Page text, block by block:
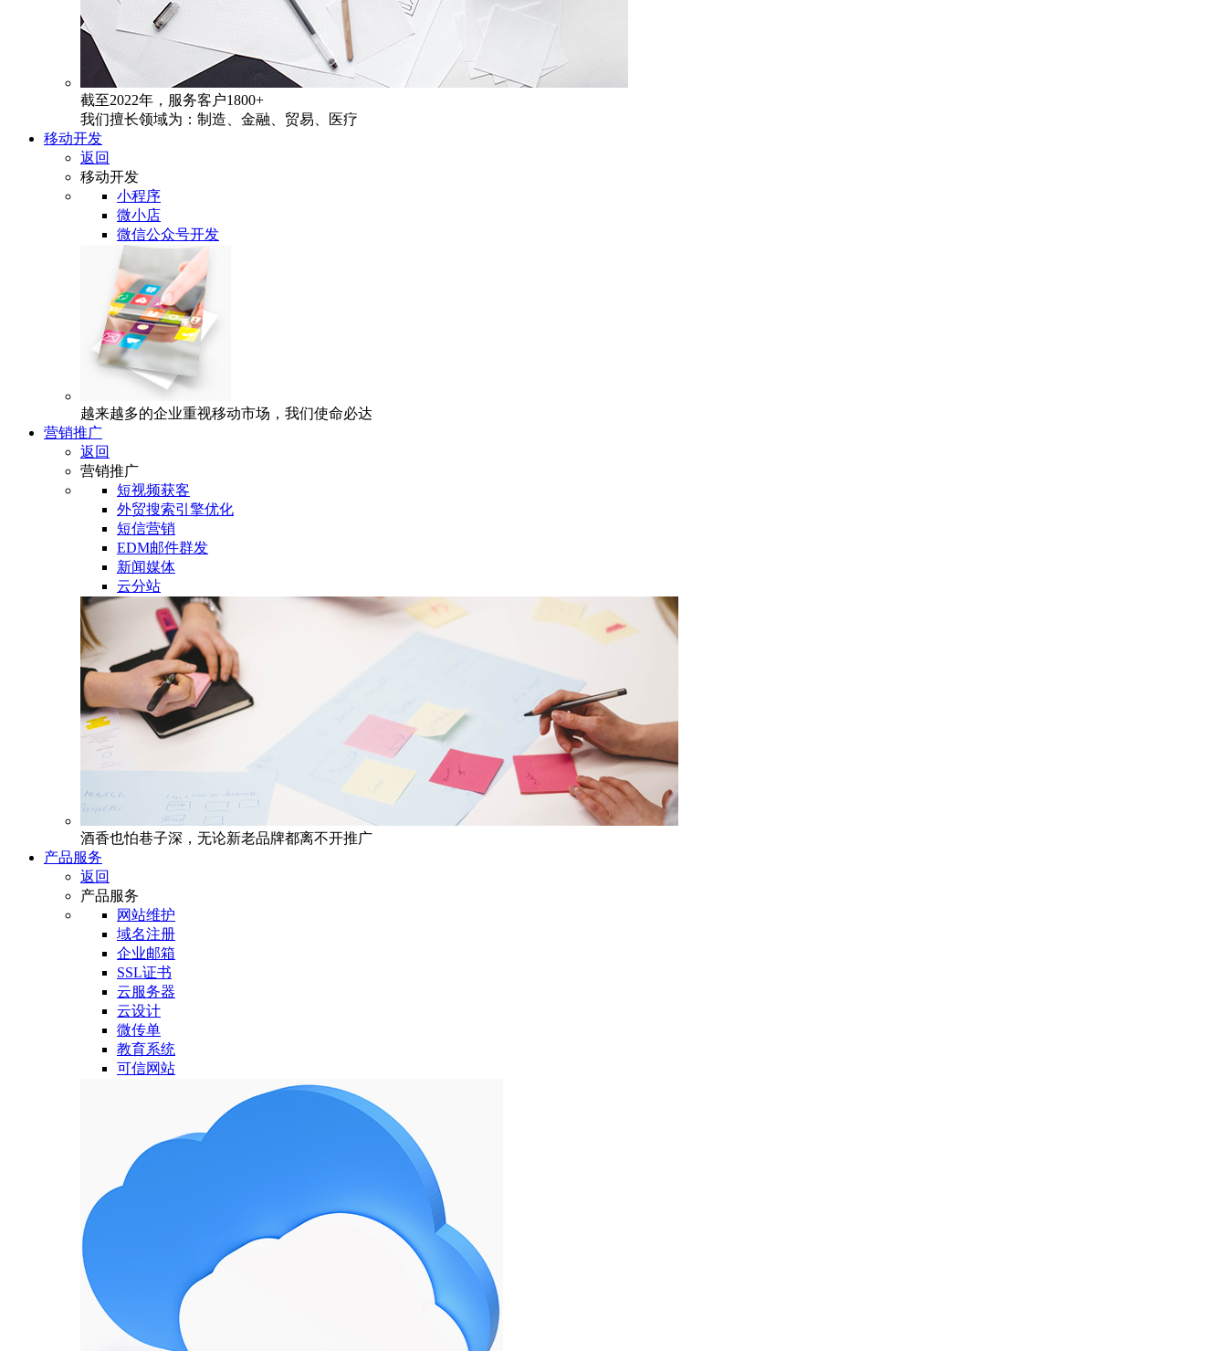
截至2022年，服务客户1800+
我们擅长领域为：制造、金融、贸易、医疗
移动开发
返回
移动开发
小程序
微小店
微信公众号开发
越来越多的企业重视移动市场，我们使命必达
营销推广
返回
营销推广
短视频获客
外贸搜索引擎优化
短信营销
EDM邮件群发
新闻媒体
云分站
酒香也怕巷子深，无论新老品牌都离不开推广
产品服务
返回
产品服务
网站维护
域名注册
企业邮箱
SSL证书
云服务器
云设计
微传单
教育系统
可信网站